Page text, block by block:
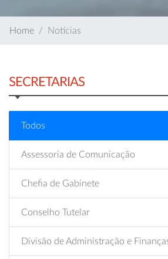
Home Notícias
SECRETARIAS
Todos
Assessoria de Comunicação
Chefia de Gabinete
Conselho Tutelar
Divisão de Administração e